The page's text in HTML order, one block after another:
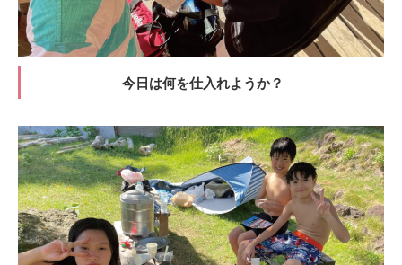
今日は何を仕入れようか？